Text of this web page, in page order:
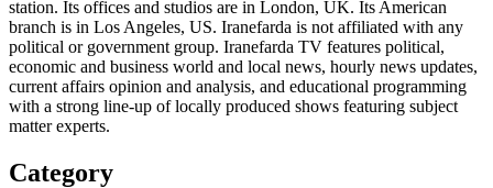
station. Its offices and studios are in London, UK. Its American
branch is in Los Angeles, US. Iranefarda is not affiliated with any
political or government group. Iranefarda TV features political,
economic and business world and local news, hourly news updates,
current affairs opinion and analysis, and educational programming
with a strong line-up of locally produced shows featuring subject
matter experts.
Category